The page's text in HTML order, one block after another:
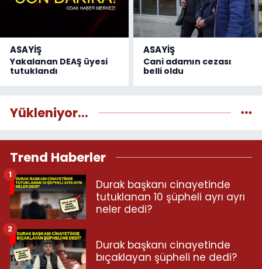
ASAYİŞ
Yakalanan DEAŞ üyesi
tutuklandı
ASAYİŞ
Cani adamın cezası
belli oldu
Yükleniyor...
Trend Haberler
Durak başkanı cinayetinde
tutuklanan 10 şüpheli ayrı ayrı
neler dedi?
1
Durak başkanı cinayetinde
bıçaklayan şüpheli ne dedi?
2